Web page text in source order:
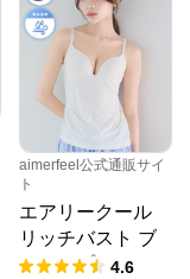
aimerfeel公式通販サイ
ト
エアリークール
リッチバスト ブ
ラトップ (ワイヤ
4.6